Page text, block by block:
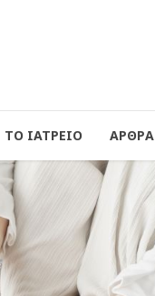
ΤΟ ΙΑΤΡΕΙΟ ΑΡΘΡΑ